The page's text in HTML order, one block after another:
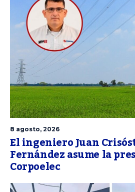
8 agosto, 2026
El ingeniero Juan
Fernández asume la
Corpoelec